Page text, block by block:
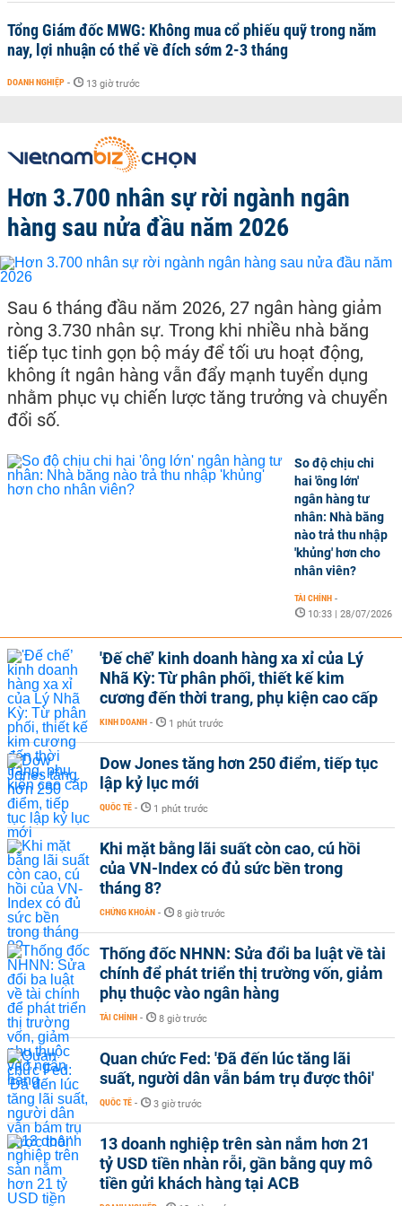
Tổng Giám đốc MWG: Không mua cổ phiếu quỹ trong năm
nay, lợi nhuận có thể về đích sớm 2-3 tháng
DOANH NGHIỆP - 13 giờ trước
Hơn 3.700 nhân sự rời ngành ngân
hàng sau nửa đầu năm 2026
Sau 6 tháng đầu năm 2026, 27 ngân hàng giảm
ròng 3.730 nhân sự. Trong khi nhiều nhà băng
tiếp tục tinh gọn bộ máy để tối ưu hoạt động,
không ít ngân hàng vẫn đẩy mạnh tuyển dụng
nhằm phục vụ chiến lược tăng trưởng và chuyển
đổi số.
So độ chịu chi
hai 'ông lớn'
ngân hàng tư
nhân: Nhà băng
nào trả thu nhập
'khủng' hơn cho
nhân viên?
TÀI CHÍNH -
10:33 | 28/07/2026
'Đế chế’ kinh doanh hàng xa xỉ của Lý
Nhã Kỳ: Từ phân phối, thiết kế kim
cương đến thời trang, phụ kiện cao cấp
KINH DOANH - 1 phút trước
Dow Jones tăng hơn 250 điểm, tiếp tục
lập kỷ lục mới
QUỐC TẾ - 1 phút trước
Khi mặt bằng lãi suất còn cao, cú hồi
của VN-Index có đủ sức bền trong
tháng 8?
CHỨNG KHOÁN - 8 giờ trước
Thống đốc NHNN: Sửa đổi ba luật về tài
chính để phát triển thị trường vốn, giảm
phụ thuộc vào ngân hàng
TÀI CHÍNH - 8 giờ trước
Quan chức Fed: 'Đã đến lúc tăng lãi
suất, người dân vẫn bám trụ được thôi'
QUỐC TẾ - 3 giờ trước
13 doanh nghiệp trên sàn nắm hơn 21
tỷ USD tiền nhàn rỗi, gần bằng quy mô
tiền gửi khách hàng tại ACB